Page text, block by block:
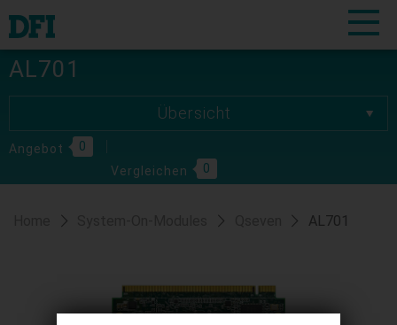
AL701
Übersicht
Übersicht
Download
Bestellinformationen
Angebot
0
Vergleichen
0
AL701